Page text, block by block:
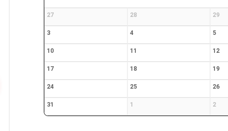
27 28 29
3 4 5
10 11 12
17 18 19
24 25 26
31 1 2